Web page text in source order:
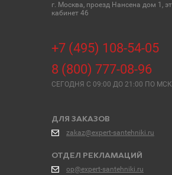
г. Москва, проезд Нансена дом 1,
кабинет 46
+7 (495) 108-54-05
8 (800) 777-08-96
СЕГОДНЯ C 09:00 ДО 21:00 ПО МСК
ДЛЯ ЗАКАЗОВ
zakaz@expert-santehniki.ru
ОТДЕЛ РЕКЛАМАЦИЙ
op@expert-santehniki.ru